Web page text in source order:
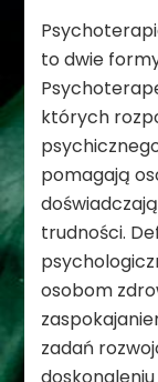
to dwie
których
pomagają
trudności.
osobom
zadań